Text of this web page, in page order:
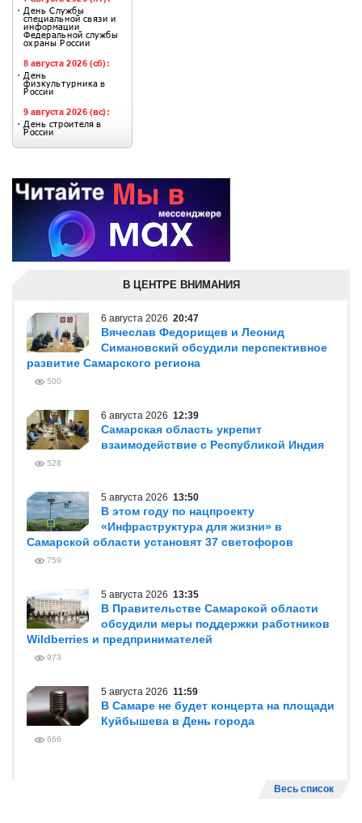
В ЦЕНТРЕ ВНИМАНИЯ
6 августа 2026 20:47
Вячеслав Федорищев и Леонид
Симановский обсудили перспективное
развитие Самарского региона
500
6 августа 2026 12:39
Самарская область укрепит
взаимодействие с Республикой Индия
528
5 августа 2026 13:50
В этом году по нацпроекту
«Инфраструктура для жизни» в
Самарской области установят 37 светофоров
759
5 августа 2026 13:35
В Правительстве Самарской области
обсудили меры поддержки работников
Wildberries и предпринимателей
973
5 августа 2026 11:59
В Самаре не будет концерта на площади
Куйбышева в День города
666
Весь список